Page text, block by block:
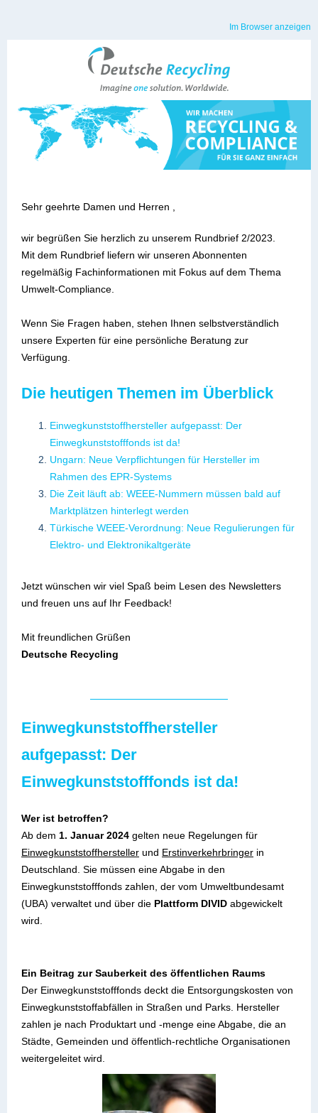
Im Browser anzeigen
Sehr geehrte Damen und Herren ,
wir begrüßen Sie herzlich zu unserem Rundbrief 2/2023.
Mit dem Rundbrief liefern wir unseren Abonnenten
regelmäßig Fachinformationen mit Fokus auf dem Thema
Umwelt-Compliance.
Wenn Sie Fragen haben, stehen Ihnen selbstverständlich
unsere Experten für eine persönliche Beratung zur
Verfügung.
Die heutigen Themen im Überblick
Einwegkunststoffhersteller aufgepasst: Der
Einwegkunststofffonds ist da!
Ungarn: Neue Verpflichtungen für Hersteller im
Rahmen des EPR-Systems
Die Zeit läuft ab: WEEE-Nummern müssen bald auf
Marktplätzen hinterlegt werden
Türkische WEEE-Verordnung: Neue Regulierungen für
Elektro- und Elektronikaltgeräte
Jetzt wünschen wir viel Spaß beim Lesen des Newsletters
und freuen uns auf Ihr Feedback!
Mit freundlichen Grüßen
Deutsche Recycling
Einwegkunststoffhersteller
aufgepasst: Der
Einwegkunststofffonds ist da!
Wer ist betroffen?
Ab dem 1. Januar 2024 gelten neue Regelungen für
Einwegkunststoffhersteller und Erstinverkehrbringer in
Deutschland. Sie müssen eine Abgabe in den
Einwegkunststofffonds zahlen, der vom Umweltbundesamt
(UBA) verwaltet und über die Plattform DIVID abgewickelt
wird.
Ein Beitrag zur Sauberkeit des öffentlichen Raums
Der Einwegkunststofffonds deckt die Entsorgungskosten von
Einwegkunststoffabfällen in Straßen und Parks. Hersteller
zahlen je nach Produktart und -menge eine Abgabe, die an
Städte, Gemeinden und öffentlich-rechtliche Organisationen
weitergeleitet wird.